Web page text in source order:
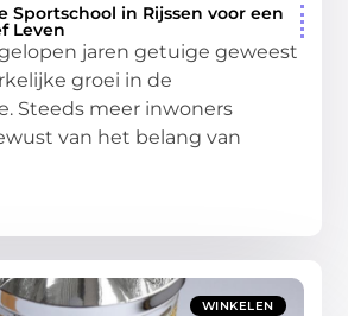
Sportschool in Rijssen voor een
Leven
jaren getuige geweest
groei in de
Steeds meer inwoners
van het belang van
WINKELEN